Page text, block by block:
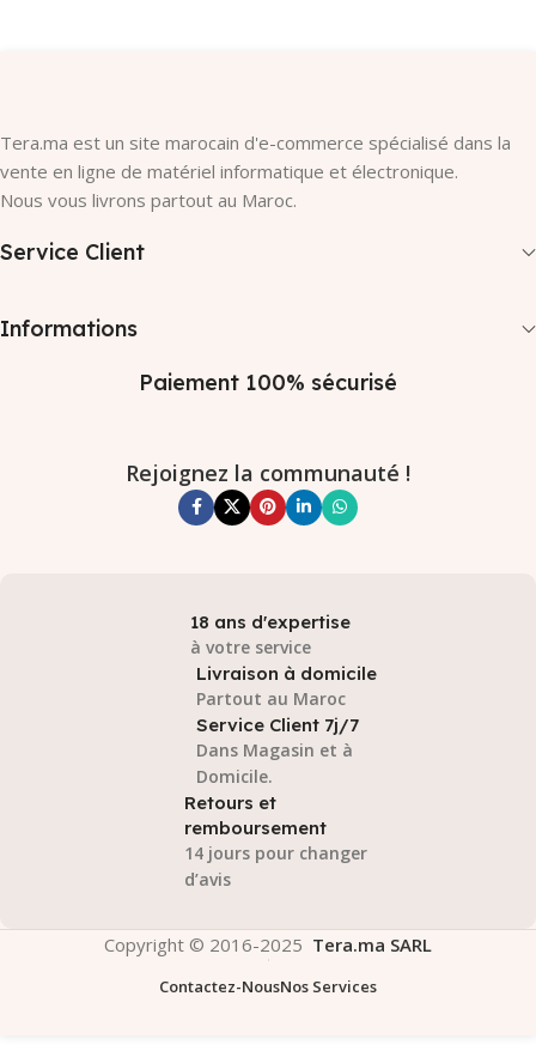
Tera.ma est un site marocain d'e-commerce spécialisé dans la
vente en ligne de matériel informatique et électronique.
Nous vous livrons partout au Maroc.
Service Client
Informations
Paiement 100% sécurisé
Rejoignez la communauté !
18 ans d'expertise
à votre service
Livraison à domicile
Partout au Maroc
Service Client 7j/7
Dans Magasin et à
Domicile.
Retours et
remboursement
14 jours pour changer
d’avis
Copyright © 2016-2025 Tera.ma SARL
Contactez-NousNos Services